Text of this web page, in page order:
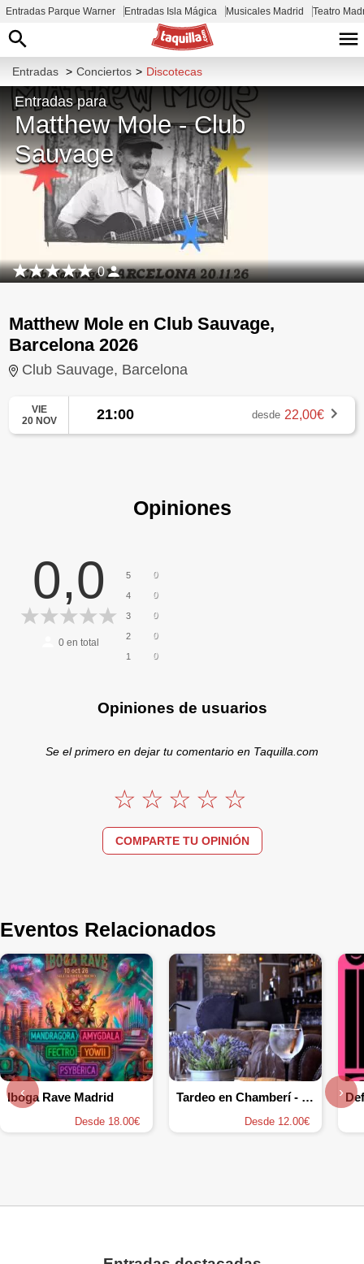
Entradas Parque Warner Entradas Isla Mágica Musicales Madrid Teatro
Entradas > Conciertos > Discotecas
Entradas para
Matthew Mole - Club
Sauvage
0
Matthew Mole en Club Sauvage,
Barcelona 2026
Club Sauvage, Barcelona
VIE
20 NOV
21:00 desde 22,00€
Opiniones
0,0
0en total
5 0
4 0
3 0
2 0
1 0
Opiniones de usuarios
Se el primero en dejar tu comentario en Taquilla.com
COMPARTE TU OPINIÓN
Eventos Relacionados
Iboga Rave Madrid
Desde 18.00€
Tardeo en Chamberí - Ditirambo
Desde 12.00€
‹ ›